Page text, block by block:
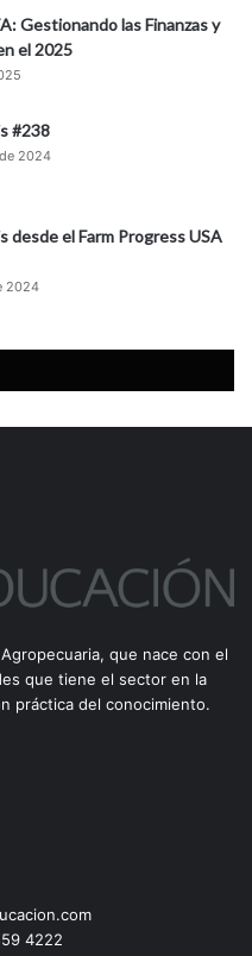
Gestionando las Finanzas y
el 2025
#238
2024
desde el Farm Progress USA
2024
que nace con el
que tiene el sector en la
práctica del conocimiento.
4222